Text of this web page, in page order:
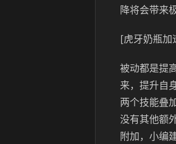
降将会带来
[虎牙奶瓶加
被动都是提
来，提升自
两个技能叠
没有其他额
附加，小编